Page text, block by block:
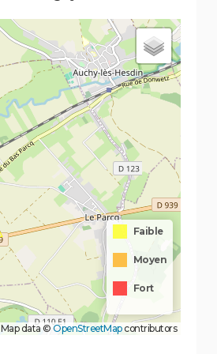
Faible
Moyen
Fort
Map data ©OpenStreetMapcontributors